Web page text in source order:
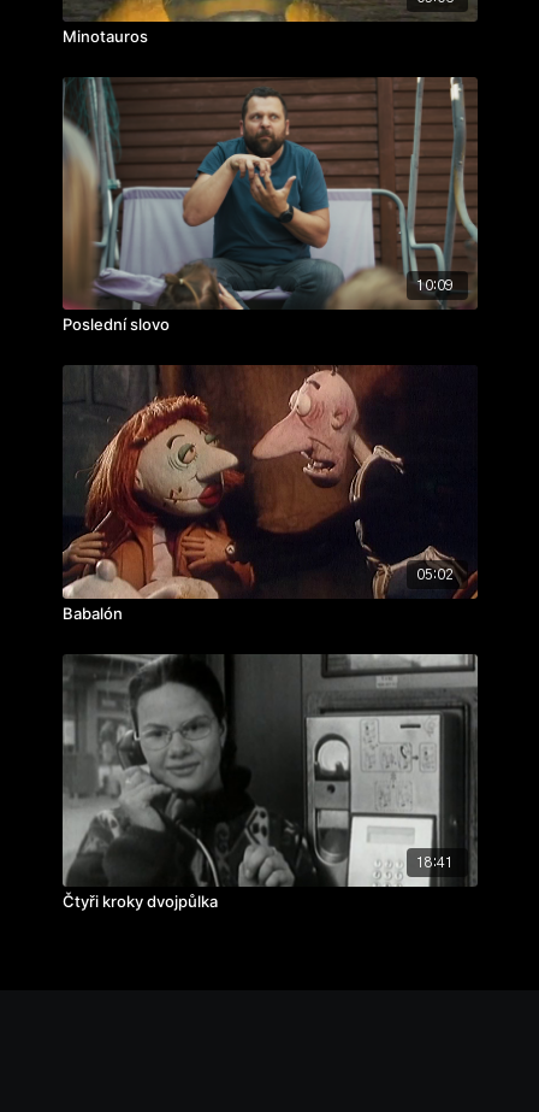
Minotauros
10:09
Poslední slovo
05:02
Babalón
18:41
Čtyři kroky dvojpůlka